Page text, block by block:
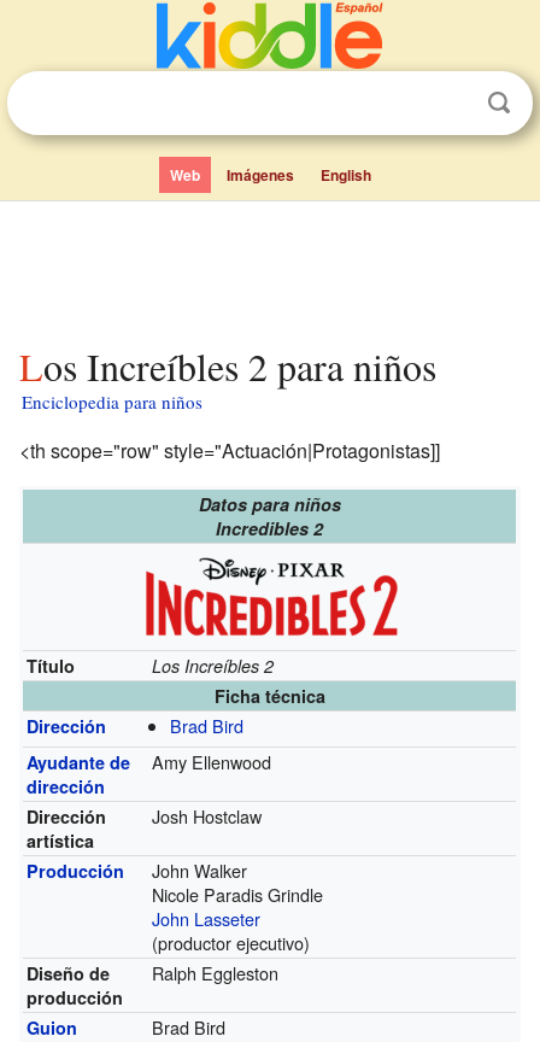
Web Imágenes English
Los Increíbles 2 para niños
Enciclopedia para niños
<th scope="row" style="Actuación|Protagonistas]]
Datos para niños
Incredibles 2
Título
Los Increíbles 2
Ficha técnica
Dirección
Brad Bird
Ayudante de
dirección
Amy Ellenwood
Dirección
artística
Josh Hostclaw
Producción
John Walker
Nicole Paradis Grindle
John Lasseter
(productor ejecutivo)
Diseño de
producción
Ralph Eggleston
Guion Brad Bird